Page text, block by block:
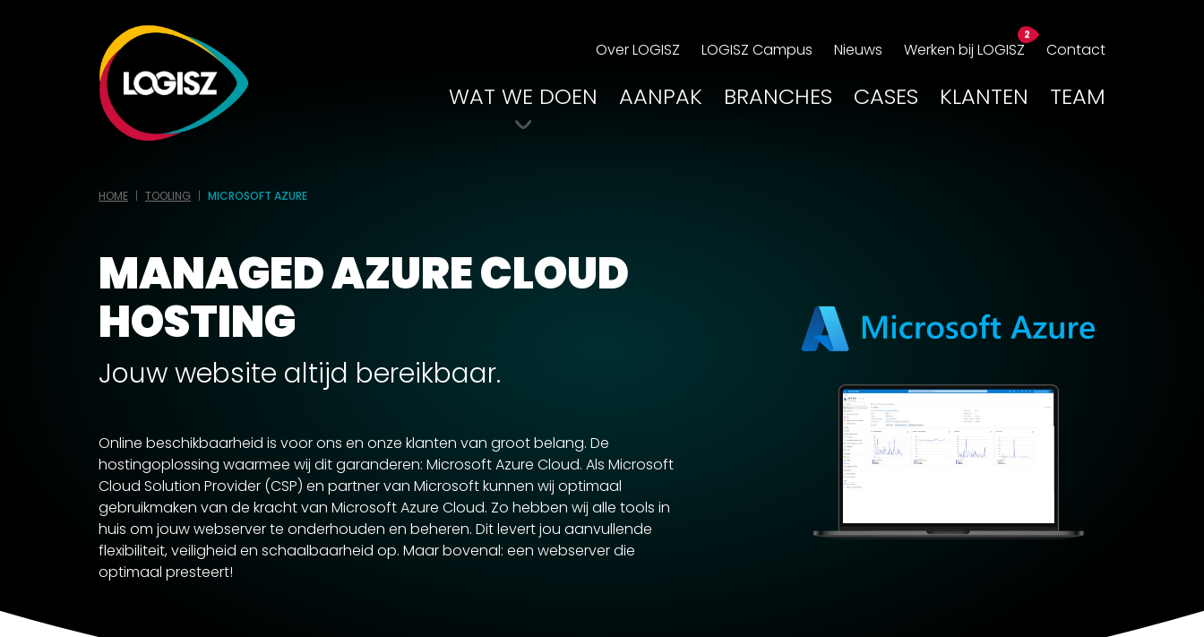
Over LOGISZ LOGISZ Campus Nieuws Werken bij LOGISZ Contact
WAT WE DOEN AANPAK BRANCHES CASES KLANTEN TEAM
HOME TOOLING MICROSOFT AZURE
MANAGED AZURE CLOUD
HOSTING
Jouw website altijd bereikbaar.
Online beschikbaarheid is voor ons en onze klanten van groot belang. De
hostingoplossing waarmee wij dit garanderen: Microsoft Azure Cloud. Als Microsoft
Cloud Solution Provider (CSP) en partner van Microsoft kunnen wij optimaal
gebruikmaken van de kracht van Microsoft Azure Cloud. Zo hebben wij alle tools in
huis om jouw webserver te onderhouden en beheren. Dit levert jou aanvullende
flexibiliteit, veiligheid en schaalbaarheid op. Maar bovenal: een webserver die
optimaal presteert!